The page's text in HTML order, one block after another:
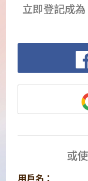
立即登記成
或
用戶名：